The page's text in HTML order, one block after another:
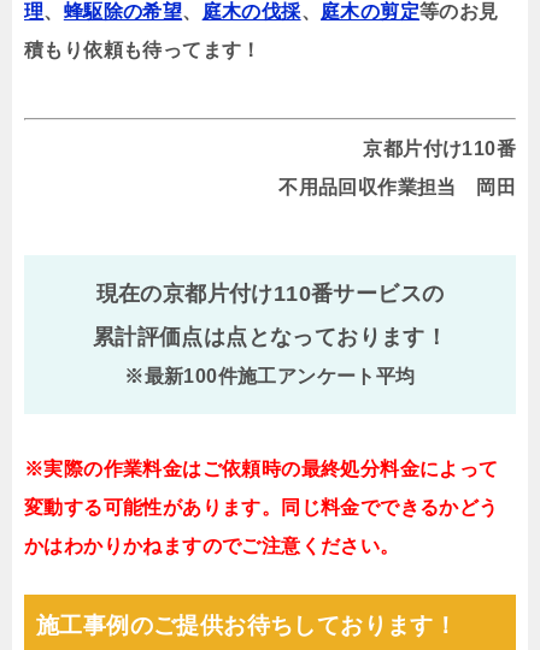
理、 蜂駆除の希望、 庭木の伐採、 庭木の剪定等のお見
積もり依頼も待ってます！
京都片付け110番
不用品回収作業担当 岡田
現在の京都片付け110番サービスの
累計評価点は点となっております！
※最新100件施工アンケート平均
※実際の作業料金はご依頼時の最終処分料金によって
変動する可能性があります。同じ料金でできるかどう
かはわかりかねますのでご注意ください。
施工事例のご提供お待ちしております！